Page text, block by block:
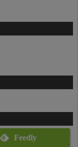
Feedly